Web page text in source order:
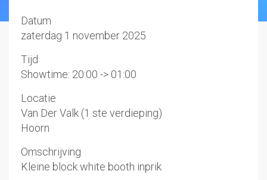
Datum
zaterdag 1 november 2025
Tijd
Showtime: 20:00 -> 01:00
Locatie
Van Der Valk (1 ste verdieping)
Hoorn
Omschrijving
Kleine block white booth inprik